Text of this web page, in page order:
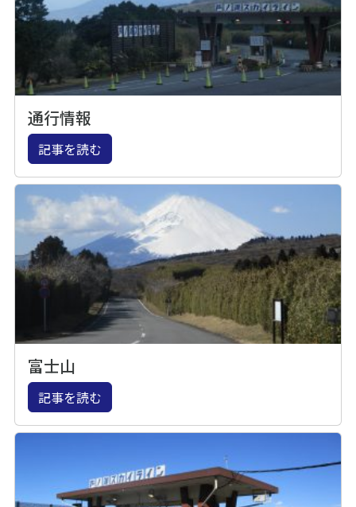
通行情報
記事を読む
富士山
記事を読む